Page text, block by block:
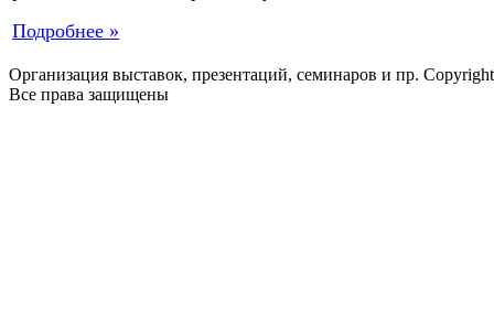
Подробнее »
Организация выставок, презентаций, семинаров и пр.
Все права защищены